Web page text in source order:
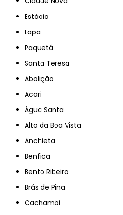
Estácio
Lapa
Paquetá
Santa Teresa
Abolição
Acari
Água Santa
Alto da Boa Vista
Anchieta
Benfica
Bento Ribeiro
Brás de Pina
Cachambi